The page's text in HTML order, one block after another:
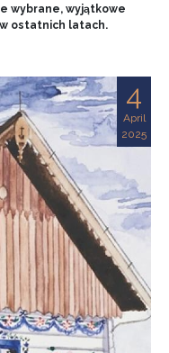
wybrane, wyjątkowe
ostatnich latach.
4
April
2025